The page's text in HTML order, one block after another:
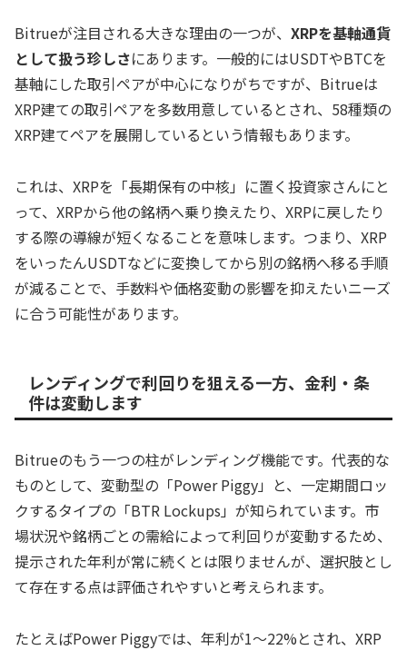
Bitrueが注目される大きな理由の一つが、 XRPを基軸通貨
として扱う珍しさにあります。一般的にはUSDTやBTCを
基軸にした取引ペアが中心になりがちですが、Bitrueは
XRP建ての取引ペアを多数用意しているとされ、58種類の
XRP建てペアを展開しているという情報もあります。
これは、XRPを「長期保有の中核」に置く投資家さんにと
って、XRPから他の銘柄へ乗り換えたり、XRPに戻したり
する際の導線が短くなることを意味します。つまり、XRP
をいったんUSDTなどに変換してから別の銘柄へ移る手順
が減ることで、手数料や価格変動の影響を抑えたいニーズ
に合う可能性があります。
レンディングで利回りを狙える一方、金利・条
件は変動します
Bitrueのもう一つの柱がレンディング機能です。代表的な
ものとして、変動型の「Power Piggy」と、一定期間ロッ
クするタイプの「BTR Lockups」が知られています。市
場状況や銘柄ごとの需給によって利回りが変動するため、
提示された年利が常に続くとは限りませんが、選択肢とし
て存在する点は評価されやすいと考えられます。
たとえばPower Piggyでは、年利が1〜22%とされ、XRP